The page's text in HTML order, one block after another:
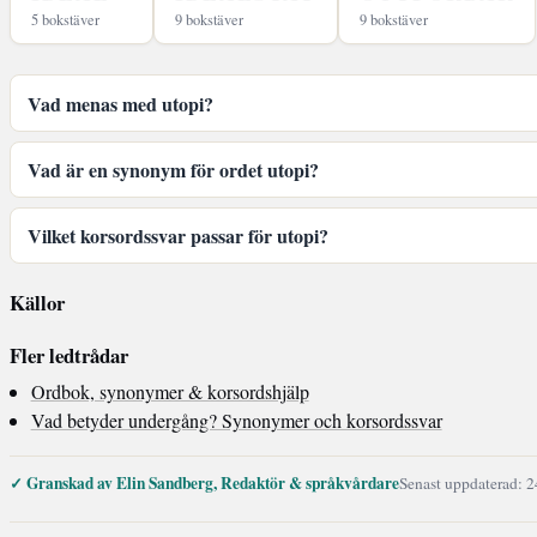
5 bokstäver 9 bokstäver 9 bokstäver
Vad menas med utopi?
Vad är en synonym för ordet utopi?
Vilket korsordssvar passar för utopi?
Källor
Fler ledtrådar
Ordbok, synonymer & korsordshjälp
Vad betyder undergång? Synonymer och korsordssvar
✓ Granskad av Elin Sandberg, Redaktör & språkvårdareSenast uppdaterad: